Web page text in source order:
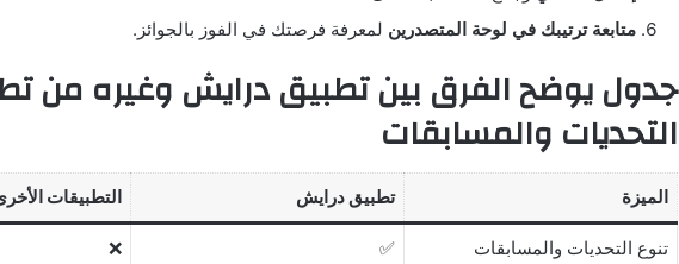
متابعة ترتيبك في لوحة المتصدرين لمعرفة فرصتك في الفوز بالجوائز.
جدول يوضح الفرق بين تطبيق درايش وغيره من
التحديات والمسابقات
الميزة تطبيق درايش التطبيقات
تنوع التحديات والمسابقات ✅
❌